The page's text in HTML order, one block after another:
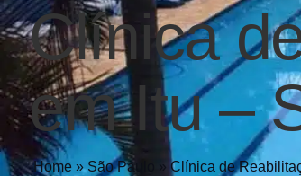
Clínica
em Itu –
Home »São Paulo » Clínica de